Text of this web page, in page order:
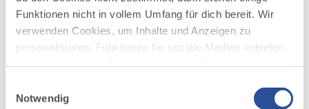
Funktionen nicht in vollem Umfang für dich bereit. Wir
verwenden Cookies, um Inhalte und Anzeigen zu
personalisieren, Funktionen für soziale Medien anbieten
deiner Verwendung unserer Website an unsere Partner
Notwendig
00:52